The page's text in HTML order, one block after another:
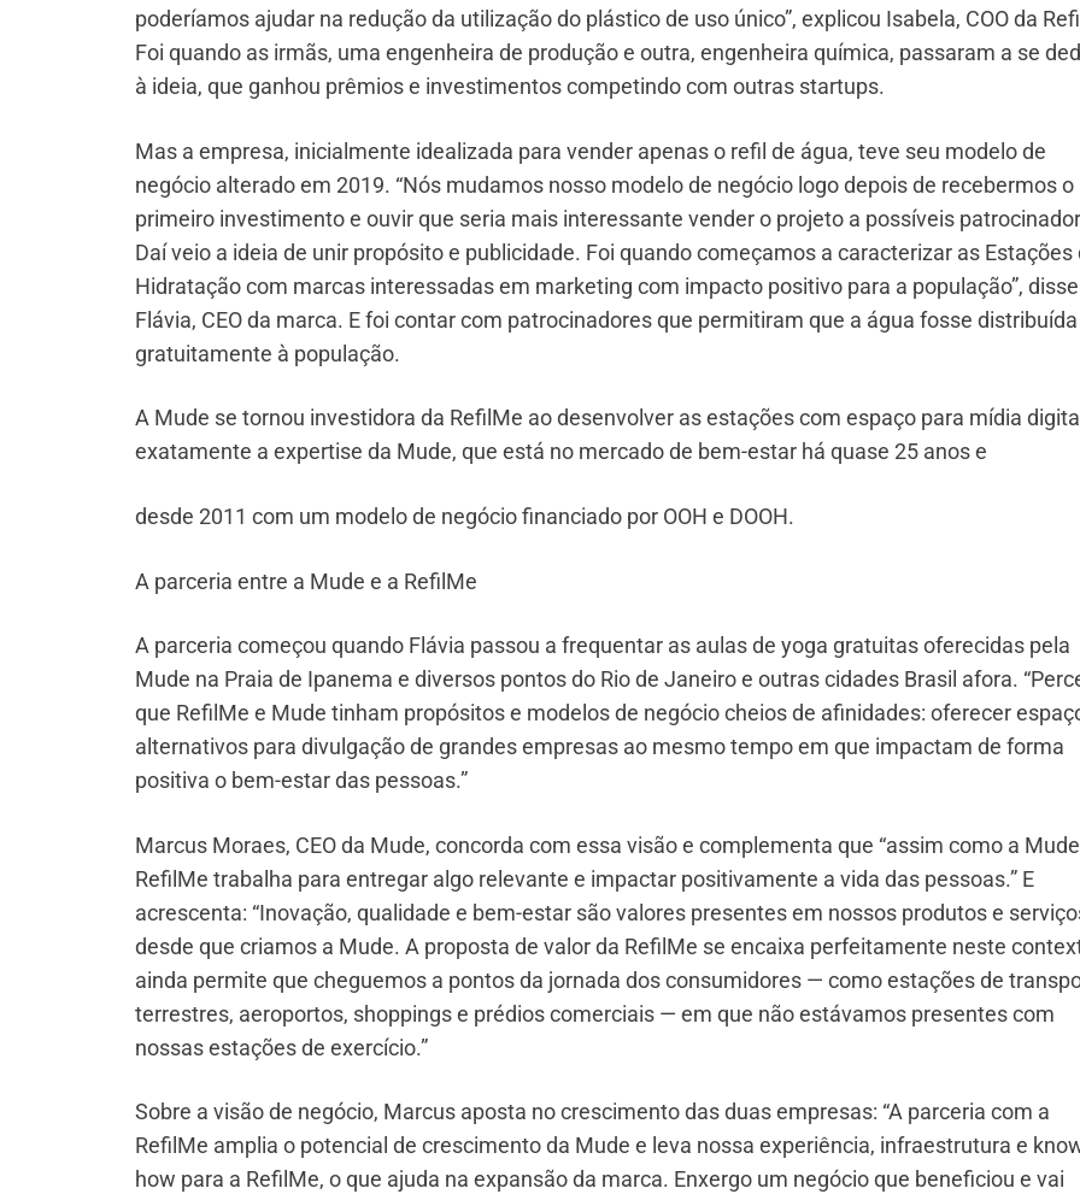
poderíamos ajudar na redução da utilização do plástico de uso único”, explicou Isabela, COO da
Foi quando as irmãs, uma engenheira de produção e outra, engenheira química, passaram a se
à ideia, que ganhou prêmios e investimentos competindo com outras startups.
Mas a empresa, inicialmente idealizada para vender apenas o refil de água, teve seu modelo de
negócio alterado em 2019. “Nós mudamos nosso modelo de negócio logo depois de recebermos o
primeiro investimento e ouvir que seria mais interessante vender o projeto a possíveis
Daí veio a ideia de unir propósito e publicidade. Foi quando começamos a caracterizar as Estações
Hidratação com marcas interessadas em marketing com impacto positivo para a população”, disse
Flávia, CEO da marca. E foi contar com patrocinadores que permitiram que a água fosse distribuída
gratuitamente à população.
A Mude se tornou investidora da RefilMe ao desenvolver as estações com espaço para mídia
exatamente a expertise da Mude, que está no mercado de bem-estar há quase 25 anos e
desde 2011 com um modelo de negócio financiado por OOH e DOOH.
A parceria entre a Mude e a RefilMe
A parceria começou quando Flávia passou a frequentar as aulas de yoga gratuitas oferecidas pela
Mude na Praia de Ipanema e diversos pontos do Rio de Janeiro e outras cidades Brasil afora.
que RefilMe e Mude tinham propósitos e modelos de negócio cheios de afinidades: oferecer
alternativos para divulgação de grandes empresas ao mesmo tempo em que impactam de forma
positiva o bem-estar das pessoas.”
Marcus Moraes, CEO da Mude, concorda com essa visão e complementa que “assim como a
RefilMe trabalha para entregar algo relevante e impactar positivamente a vida das pessoas.” E
acrescenta: “Inovação, qualidade e bem-estar são valores presentes em nossos produtos e
desde que criamos a Mude. A proposta de valor da RefilMe se encaixa perfeitamente neste
ainda permite que cheguemos a pontos da jornada dos consumidores — como estações de
terrestres, aeroportos, shoppings e prédios comerciais — em que não estávamos presentes com
nossas estações de exercício.”
Sobre a visão de negócio, Marcus aposta no crescimento das duas empresas: “A parceria com a
RefilMe amplia o potencial de crescimento da Mude e leva nossa experiência, infraestrutura e
how para a RefilMe, o que ajuda na expansão da marca. Enxergo um negócio que beneficiou e vai